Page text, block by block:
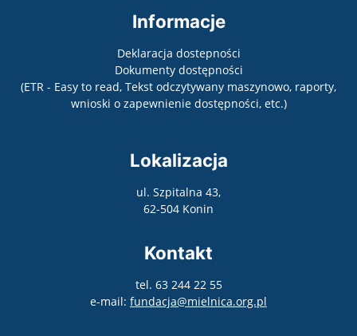
Informacje
Deklaracja dostepności
Dokumenty dostępności
(ETR - Easy to read, Tekst odczytywany maszynowo, raporty,
wnioski o zapewnienie dostępności, etc.)
Lokalizacja
ul. Szpitalna 43,
62-504 Konin
Kontakt
tel. 63 244 22 55
e-mail: fundacja@mielnica.org.pl